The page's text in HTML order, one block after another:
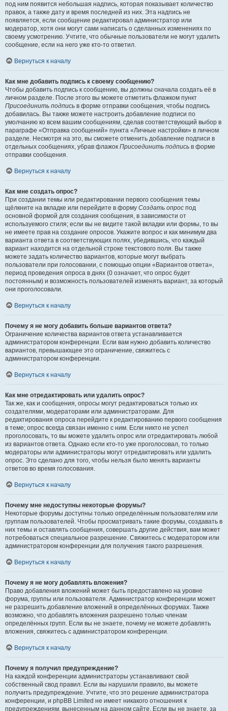
под ним появится небольшая надпись, которая показывает количество
правок, а также дату и время последней из них. Эта надпись не
появляется, если сообщение редактировал администратор или
модератор, хотя они могут сами написать о сделанных изменениях по
своему усмотрению. Учтите, что обычные пользователи не могут удалить
сообщение, если на него уже кто-то ответил.
Вернуться к началу
Как мне добавить подпись к своему сообщению?
Чтобы добавить подпись к сообщению, вы должны сначала создать её в
личном разделе. После этого вы можете отметить флажком пункт
Присоединить подпись в форме отправки сообщения, чтобы подпись
добавилась. Вы также можете настроить добавление подписи по
умолчанию ко всем вашим сообщениям, сделав соответствующий выбор в
параграфе «Отправка сообщений» пункта «Личные настройки» в личном
разделе. Несмотря на это, вы сможете отменить добавление подписи в
отдельных сообщениях, убрав флажок Присоединить подпись в форме
отправки сообщения.
Вернуться к началу
Как мне создать опрос?
При создании темы или редактировании первого сообщения темы
щёлкните на вкладке или перейдите в форму Создать опрос под
основной формой для создания сообщения, в зависимости от
используемого стиля; если вы не видите такой вкладки или формы, то вы
не имеете прав на создание опросов. Укажите вопрос и как минимум два
варианта ответа в соответствующих полях, убедившись, что каждый
вариант находится на отдельной строке текстового поля. Вы также
можете задать количество вариантов, которые могут выбрать
пользователи при голосовании, с помощью опции «Вариантов ответа»,
период проведения опроса в днях (0 означает, что опрос будет
постоянным) и возможность пользователей изменять вариант, за который
они проголосовали.
Вернуться к началу
Почему я не могу добавить больше вариантов ответа?
Ограничение количества вариантов ответа устанавливается
администратором конференции. Если вам нужно добавить количество
вариантов, превышающее это ограничение, свяжитесь с
администратором конференции.
Вернуться к началу
Как мне отредактировать или удалить опрос?
Так же, как и сообщения, опросы могут редактироваться только их
создателями, модераторами или администраторами. Для
редактирования опроса перейдите к редактированию первого сообщения
в теме; опрос всегда связан именно с ним. Если никто не успел
проголосовать, то вы можете удалить опрос или отредактировать любой
из вариантов ответа. Однако если кто-то уже проголосовал, то только
модераторы или администраторы могут отредактировать или удалить
опрос. Это сделано для того, чтобы нельзя было менять варианты
ответов во время голосования.
Вернуться к началу
Почему мне недоступны некоторые форумы?
Некоторые форумы доступны только определённым пользователям или
группам пользователей. Чтобы просматривать такие форумы, создавать в
них темы и оставлять сообщения, совершать другие действия, вам может
потребоваться специальное разрешение. Свяжитесь с модератором или
администратором конференции для получения такого разрешения.
Вернуться к началу
Почему я не могу добавлять вложения?
Право добавления вложений может быть предоставлено на уровне
форума, группы или пользователя. Администратор конференции может
не разрешить добавление вложений в определённых форумах. Также
возможно, что добавлять вложения разрешено только членам
определённых групп. Если вы не знаете, почему не можете добавлять
вложения, свяжитесь с администратором конференции.
Вернуться к началу
Почему я получил предупреждение?
На каждой конференции администраторы устанавливают свой
собственный свод правил. Если вы нарушили правило, вы можете
получить предупреждение. Учтите, что это решение администратора
конференции, и phpBB Limited не имеет никакого отношения к
предупреждениям, вынесенным на данном сайте. Если вы не знаете, за